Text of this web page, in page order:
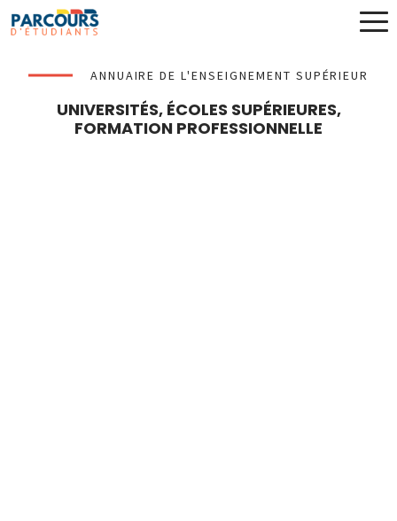
ANNUAIRE DE L'ENSEIGNEMENT SUPÉRIEUR
UNIVERSITÉS, ÉCOLES SUPÉRIEURES,
FORMATION PROFESSIONNELLE